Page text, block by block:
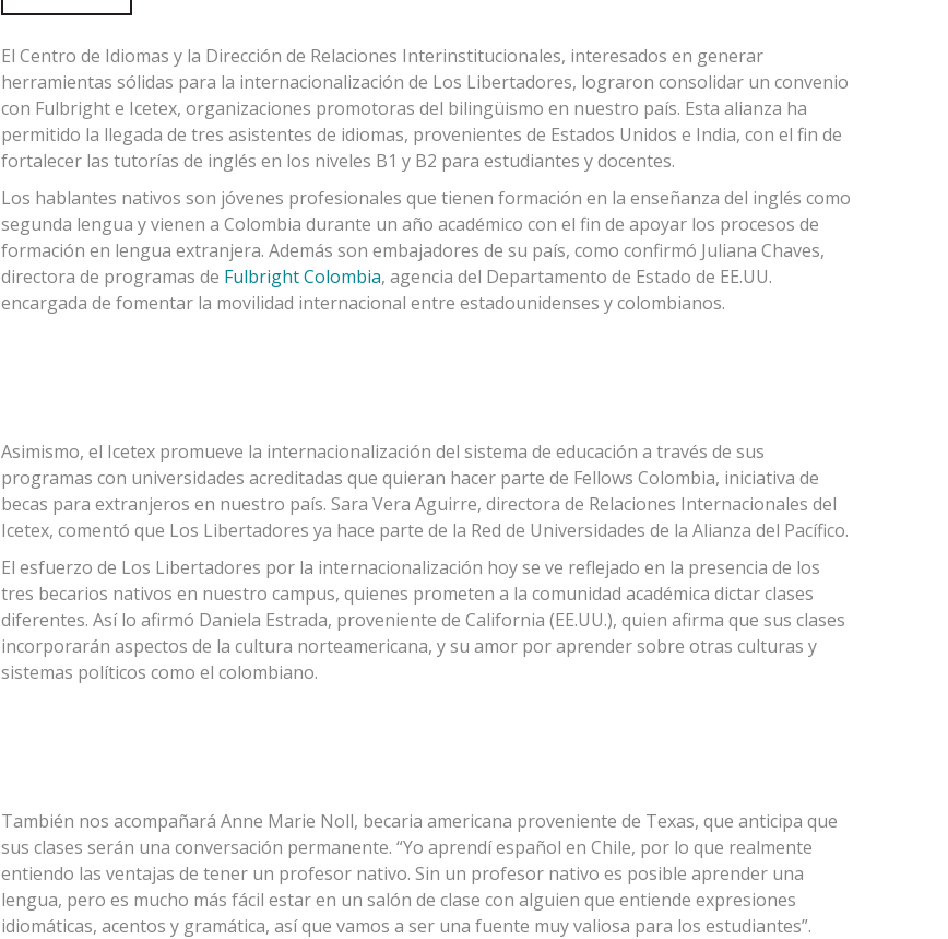
El Centro de Idiomas y la Dirección de Relaciones Interinstitucionales, interesados en generar
herramientas sólidas para la internacionalización de Los Libertadores, lograron consolidar un convenio
con Fulbright e Icetex, organizaciones promotoras del bilingüismo en nuestro país. Esta alianza ha
permitido la llegada de tres asistentes de idiomas, provenientes de Estados Unidos e India, con el fin de
fortalecer las tutorías de inglés en los niveles B1 y B2 para estudiantes y docentes.
Los hablantes nativos son jóvenes profesionales que tienen formación en la enseñanza del inglés como
segunda lengua y vienen a Colombia durante un año académico con el fin de apoyar los procesos de
formación en lengua extranjera. Además son embajadores de su país, como confirmó Juliana Chaves,
directora de programas de Fulbright Colombia, agencia del Departamento de Estado de EE.UU.
encargada de fomentar la movilidad internacional entre estadounidenses y colombianos.
Asimismo, el Icetex promueve la internacionalización del sistema de educación a través de sus
programas con universidades acreditadas que quieran hacer parte de Fellows Colombia, iniciativa de
becas para extranjeros en nuestro país. Sara Vera Aguirre, directora de Relaciones Internacionales del
Icetex, comentó que Los Libertadores ya hace parte de la Red de Universidades de la Alianza del Pacífico.
El esfuerzo de Los Libertadores por la internacionalización hoy se ve reflejado en la presencia de los
tres becarios nativos en nuestro campus, quienes prometen a la comunidad académica dictar clases
diferentes. Así lo afirmó Daniela Estrada, proveniente de California (EE.UU.), quien afirma que sus clases
incorporarán aspectos de la cultura norteamericana, y su amor por aprender sobre otras culturas y
sistemas políticos como el colombiano.
También nos acompañará Anne Marie Noll, becaria americana proveniente de Texas, que anticipa que
sus clases serán una conversación permanente. “Yo aprendí español en Chile, por lo que realmente
entiendo las ventajas de tener un profesor nativo. Sin un profesor nativo es posible aprender una
lengua, pero es mucho más fácil estar en un salón de clase con alguien que entiende expresiones
idiomáticas, acentos y gramática, así que vamos a ser una fuente muy valiosa para los estudiantes”.